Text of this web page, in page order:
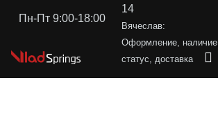
Пн-Пт 9:00-18:00
14
Вячеслав:
Оформление, наличие,
статус, доставка